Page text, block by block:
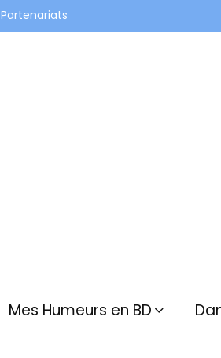
Partenariats
Mes Humeurs en BD